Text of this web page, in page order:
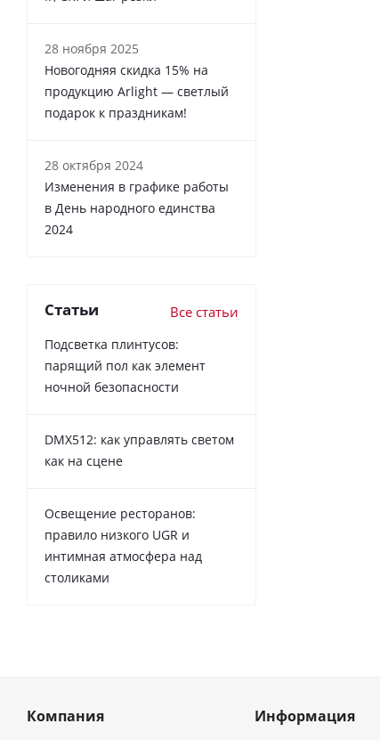
28 ноября 2025
Новогодняя скидка 15% на
продукцию Arlight — светлый
подарок к праздникам!
28 октября 2024
Изменения в графике работы
в День народного единства
2024
Статьи Все статьи
Подсветка плинтусов:
парящий пол как элемент
ночной безопасности
DMX512: как управлять светом
как на сцене
Освещение ресторанов:
правило низкого UGR и
интимная атмосфера над
столиками
Компания Информация